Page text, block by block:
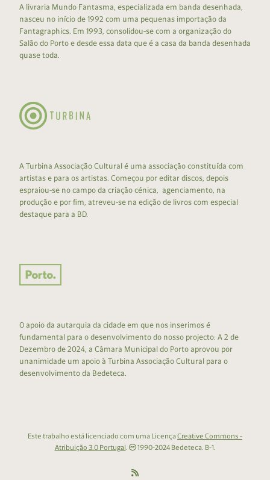
A livraria Mundo Fantasma, especializada em banda desenhada,
nasceu no início de 1992 com uma pequenas importação da
Fantagraphics. Em 1993, consolidou-se com a organização do
Salão do Porto e desde essa data que é a casa da banda desenhada
quase toda.
A Turbina Associação Cultural é uma associação constituída com
artistas e para os artistas. Começou por editar discos, depois
espraiou-se no campo da criação cénica, agenciamento, na
produção e por fim, atreveu-se na edição de livros com especial
destaque para a BD.
O apoio da autarquia da cidade em que nos inserimos é
fundamental para o desenvolvimento do nosso projecto: A 2 de
Dezembro de 2024, a Câmara Municipal do Porto aprovou por
unanimidade um apoio à Turbina Associação Cultural para o
desenvolvimento da Bedeteca.
Este trabalho está licenciado com uma LicençaCreative Commons -
Atribuição 3.0 Portugal. 1990-2024 Bedeteca. B-1.